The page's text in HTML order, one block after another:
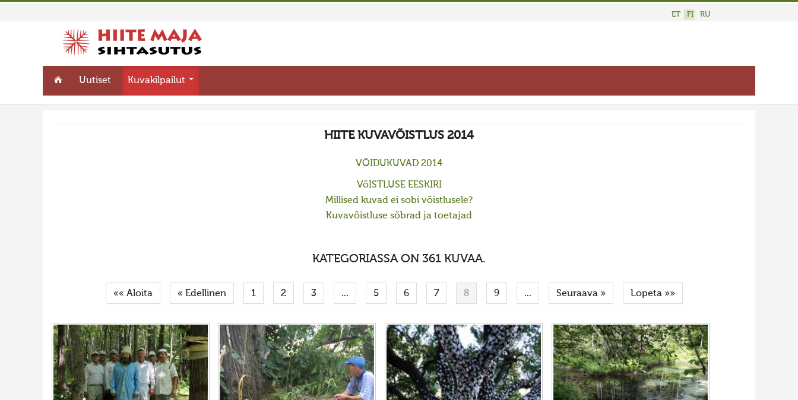
ET FI RU
Uutiset Kuvakilpailut
HIITE KUVAVÕISTLUS 2014
VÕIDUKUVAD 2014
VõISTLUSE EESKIRI
Millised kuvad ei sobi võistlusele?
Kuvavõistluse sõbrad ja toetajad
KATEGORIASSA ON 361 KUVAA.
«« Aloita « Edellinen 1 2 3 ... 5 6 7 8 9 ... Seuraava » Lopeta »»